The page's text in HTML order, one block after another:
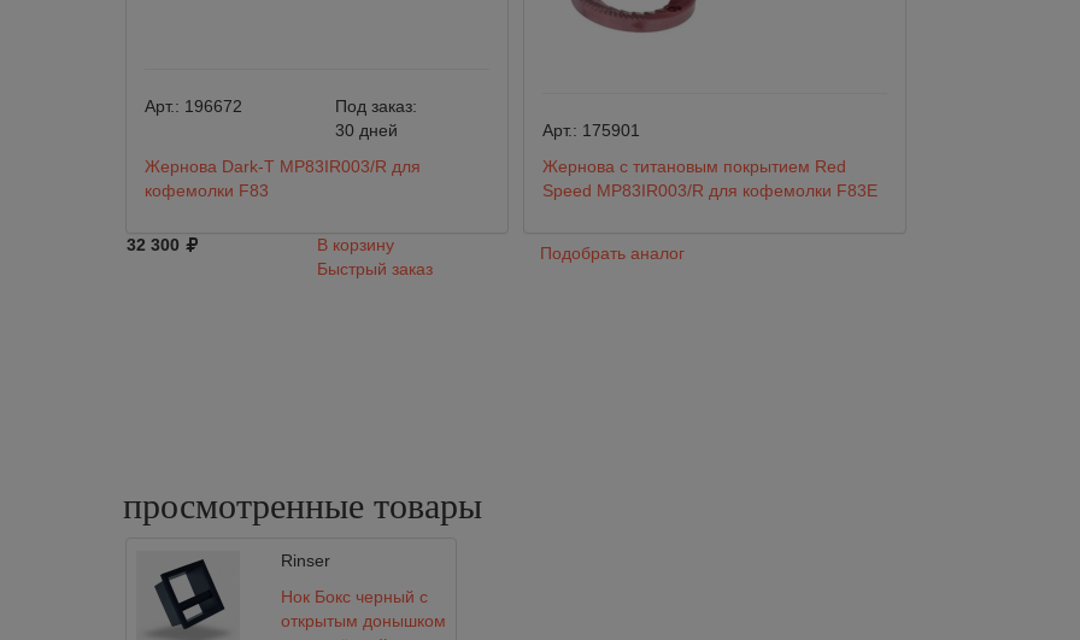
Арт.: 196672
Под заказ:
30 дней
Жернова Dark-T MP83IR003/R для
кофемолки F83
32 300
В корзину
Быстрый заказ
Арт.: 175901
Жернова с титановым покрытием Red
Speed MP83IR003/R для кофемолки F83E
Подобрать аналог
просмотренные товары
Rinser
Нок Бокс черный с
открытым донышком